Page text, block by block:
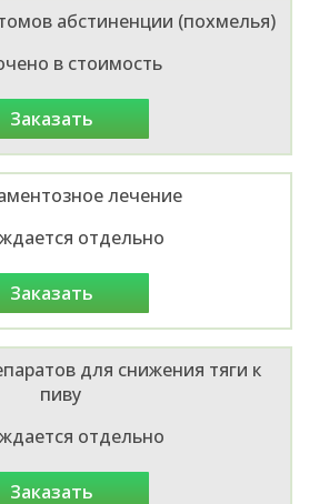
абстиненции (похмелья)
в стоимость
заказать
лечение
отдельно
заказать
для снижения тяги к
пиву
отдельно
заказать